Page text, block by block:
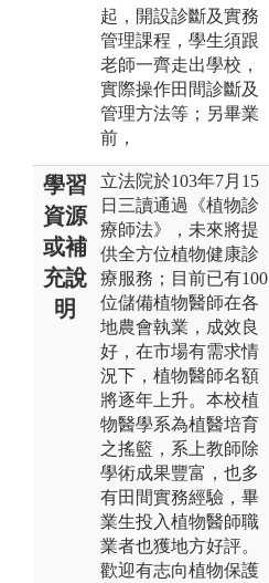
起，開設診斷及實務
管理課程，學生須跟
老師一齊走出學校，
實際操作田間診斷及
管理方法等；另畢業
前，
學習
資源
或補
充說
明
立法院於103年7月15
日三讀通過《植物診
療師法》，未來將提
供全方位植物健康診
療服務；目前已有100
位儲備植物醫師在各
地農會執業，成效良
好，在市場有需求情
況下，植物醫師名額
將逐年上升。本校植
物醫學系為植醫培育
之搖籃，系上教師除
學術成果豐富，也多
有田間實務經驗，畢
業生投入植物醫師職
業者也獲地方好評。
歡迎有志向植物保護